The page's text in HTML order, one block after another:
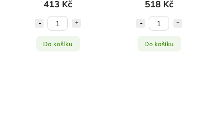
413 Kč
Do košíku
518 Kč
Do košíku